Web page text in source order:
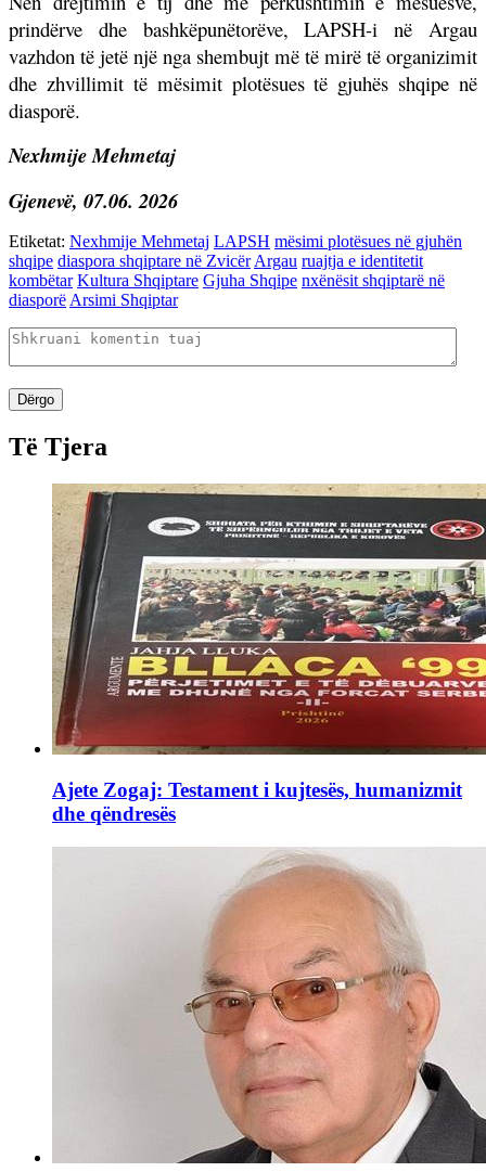
prindërve dhe bashkëpunëtorëve, LAPSH-i në Argau
vazhdon të jetë një nga shembujt më të mirë të organizimit
dhe zhvillimit të mësimit plotësues të gjuhës shqipe në
diasporë.
Nexhmije Mehmetaj
Gjenevë, 07.06. 2026
Etiketat: Nexhmije Mehmetaj LAPSH mësimi plotësues në gjuhën
shqipe diaspora shqiptare në Zvicër Argau ruajtja e identitetit
kombëtar Kultura Shqiptare Gjuha Shqipe nxënësit shqiptarë në
diasporë Arsimi Shqiptar
Dërgo
Të Tjera
Ajete Zogaj: Testament i kujtesës, humanizmit
dhe qëndresës